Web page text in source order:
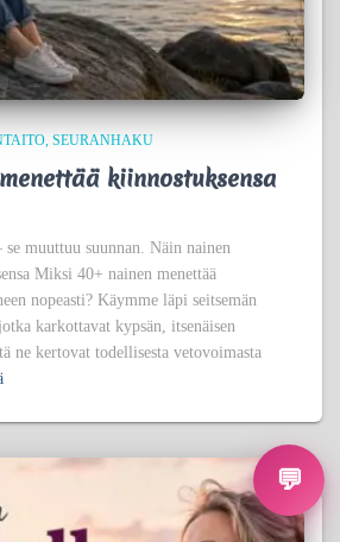
SEURANHAKU
kiinnostuksensa
muuttuu suunnan. Näin nainen
Miksi 40+ nainen menettää
nopeasti? Käymme läpi seitsemän
karkottavat kypsän, itsenäisen
ne kertovat todellisesta vetovoimasta
💬